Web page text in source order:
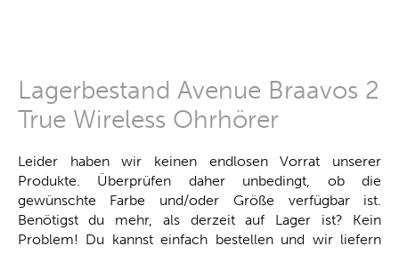
Lagerbestand Avenue Braavos 2
True Wireless Ohrhörer
Leider haben wir keinen endlosen Vorrat unserer
Produkte. Überprüfen daher unbedingt, ob die
gewünschte Farbe und/oder Größe verfügbar ist.
Benötigst du mehr, als derzeit auf Lager ist? Kein
Problem! Du kannst einfach bestellen und wir liefern